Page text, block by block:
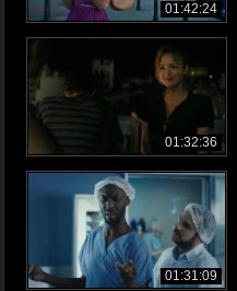
01:42:24
01:32:36
01:31:09